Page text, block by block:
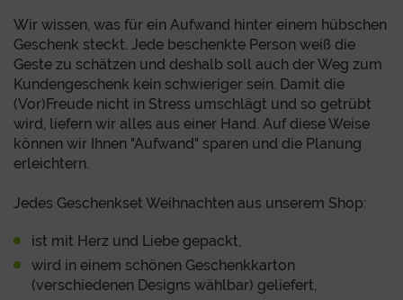
Wir wissen, was für ein Aufwand hinter einem hübschen
Geschenk steckt. Jede beschenkte Person weiß die
Geste zu schätzen und deshalb soll auch der Weg zum
Kundengeschenk kein schwieriger sein. Damit die
(Vor)Freude nicht in Stress umschlägt und so getrübt
wird, liefern wir alles aus einer Hand. Auf diese Weise
können wir Ihnen "Aufwand" sparen und die Planung
erleichtern.
Jedes Geschenkset Weihnachten aus unserem Shop:
ist mit Herz und Liebe gepackt,
wird in einem schönen Geschenkkarton
(verschiedenen Designs wählbar) geliefert,